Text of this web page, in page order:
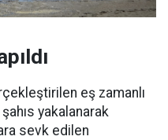
eş zamanlı
yakalanarak
sevk edilen